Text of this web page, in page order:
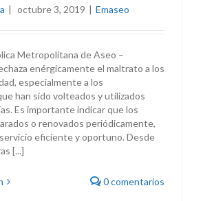
| octubre 3, 2019 | Emaseo
Metropolitana de Aseo –
enérgicamente el maltrato a los
especialmente a los
han sido volteados y utilizados
Es importante indicar que los
o renovados periódicamente,
eficiente y oportuno. Desde
[...]
0 comentarios